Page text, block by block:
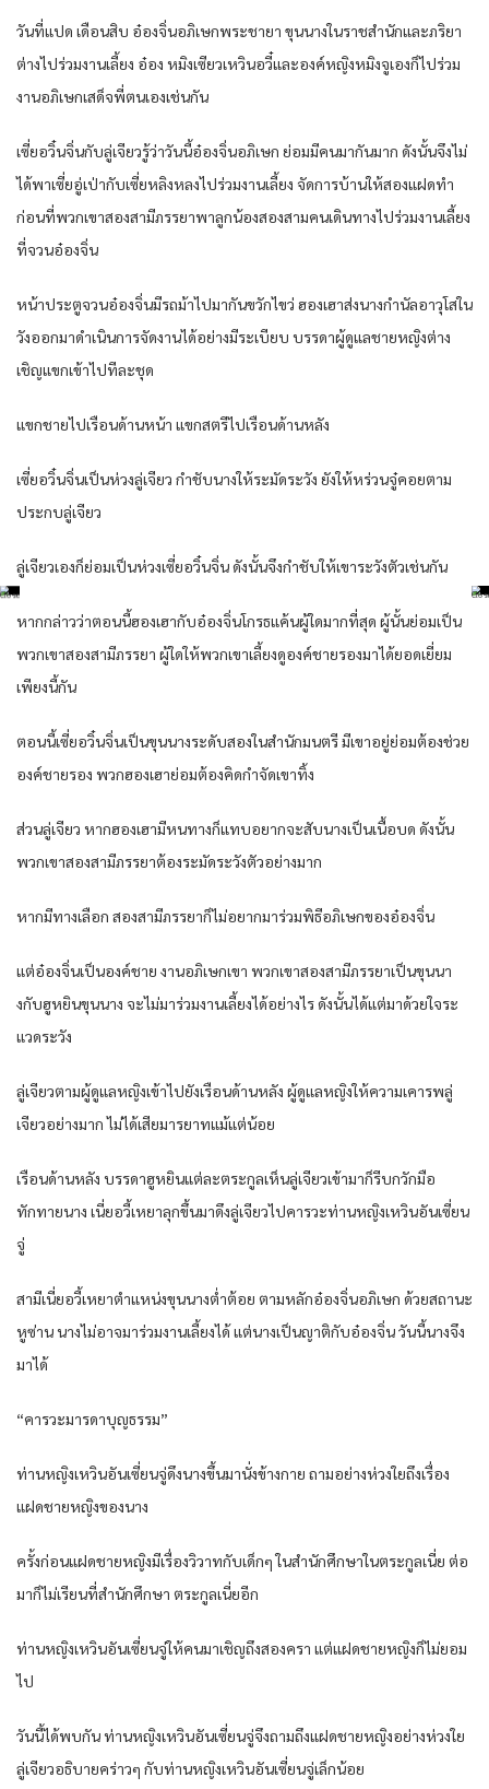
วันที่แปด เดือนสิบ อ๋องจิ่นอภิเษกพระชายา ขุนนางในราชสำนักและภริยา
ต่างไปร่วมงานเลี้ยง อ๋อง หมิงเซียวเหวินอวี๋และองค์หญิงหมิงจูเองก็ไปร่วม
งานอภิเษกเสด็จพี่ตนเองเช่นกัน
เซี่ยอวิ๋นจิ่นกับลู่เจียวรู้ว่าวันนี้อ๋องจิ่นอภิเษก ย่อมมีคนมากันมาก ดังนั้นจึงไม่
ได้พาเซี่ยอู่เป่ากับเซี่ยหลิงหลงไปร่วมงานเลี้ยง จัดการบ้านให้สองแฝดทำ
ก่อนที่พวกเขาสองสามีภรรยาพาลูกน้องสองสามคนเดินทางไปร่วมงานเลี้ยง
ที่จวนอ๋องจิ่น
หน้าประตูจวนอ๋องจิ่นมีรถม้าไปมากันขวักไขว่ ฮองเฮาส่งนางกำนัลอาวุโสใน
วังออกมาดำเนินการจัดงานได้อย่างมีระเบียบ บรรดาผู้ดูแลชายหญิงต่าง
เชิญแขกเข้าไปทีละชุด
แขกชายไปเรือนด้านหน้า แขกสตรีไปเรือนด้านหลัง
เซี่ยอวิ๋นจิ่นเป็นห่วงลู่เจียว กำชับนางให้ระมัดระวัง ยังให้หร่วนจู๋คอยตาม
ประกบลู่เจียว
ลู่เจียวเองก็ย่อมเป็นห่วงเซี่ยอวิ๋นจิ่น ดังนั้นจึงกำชับให้เขาระวังตัวเช่นกัน
หากกล่าวว่าตอนนี้ฮองเฮากับอ๋องจิ่นโกรธแค้นผู้ใดมากที่สุด ผู้นั้นย่อมเป็น
พวกเขาสองสามีภรรยา ผู้ใดให้พวกเขาเลี้ยงดูองค์ชายรองมาได้ยอดเยี่ยม
เพียงนี้กัน
ตอนนี้เซี่ยอวิ๋นจิ่นเป็นขุนนางระดับสองในสำนักมนตรี มีเขาอยู่ย่อมต้องช่วย
องค์ชายรอง พวกฮองเฮาย่อมต้องคิดกำจัดเขาทิ้ง
ส่วนลู่เจียว หากฮองเฮามีหนทางก็แทบอยากจะสับนางเป็นเนื้อบด ดังนั้น
พวกเขาสองสามีภรรยาต้องระมัดระวังตัวอย่างมาก
หากมีทางเลือก สองสามีภรรยาก็ไม่อยากมาร่วมพิธีอภิเษกของอ๋องจิ่น
แต่อ๋องจิ่นเป็นองค์ชาย งานอภิเษกเขา พวกเขาสองสามีภรรยาเป็นขุนนา
งกับฮูหยินขุนนาง จะไม่มาร่วมงานเลี้ยงได้อย่างไร ดังนั้นได้แต่มาด้วยใจระ
แวดระวัง
ลู่เจียวตามผู้ดูแลหญิงเข้าไปยังเรือนด้านหลัง ผู้ดูแลหญิงให้ความเคารพลู่
เจียวอย่างมาก ไม่ได้เสียมารยาทแม้แต่น้อย
เรือนด้านหลัง บรรดาฮูหยินแต่ละตระกูลเห็นลู่เจียวเข้ามาก็รีบกวักมือ
ทักทายนาง เนี่ยอวี้เหยาลุกขึ้นมาดึงลู่เจียวไปคารวะท่านหญิงเหวินอันเซี่ยน
จู่
สามีเนี่ยอวี้เหยาตำแหน่งขุนนางต่ำต้อย ตามหลักอ๋องจิ่นอภิเษก ด้วยสถานะ
หูซ่าน นางไม่อาจมาร่วมงานเลี้ยงได้ แต่นางเป็นญาติกับอ๋องจิ่น วันนี้นางจึง
มาได้
“คารวะมารดาบุญธรรม”
ท่านหญิงเหวินอันเซี่ยนจู่ดึงนางขึ้นมานั่งข้างกาย ถามอย่างห่วงใยถึงเรื่อง
แฝดชายหญิงของนาง
ครั้งก่อนแฝดชายหญิงมีเรื่องวิวาทกับเด็กๆ ในสำนักศึกษาในตระกูลเนี่ย ต่อ
มาก็ไม่เรียนที่สำนักศึกษา ตระกูลเนี่ยอีก
ท่านหญิงเหวินอันเซี่ยนจู่ให้คนมาเชิญถึงสองครา แต่แฝดชายหญิงก็ไม่ยอม
ไป
วันนี้ได้พบกัน ท่านหญิงเหวินอันเซี่ยนจู่จึงถามถึงแฝดชายหญิงอย่างห่วงใย
ลู่เจียวอธิบายคร่าวๆ กับท่านหญิงเหวินอันเซี่ยนจู่เล็กน้อย